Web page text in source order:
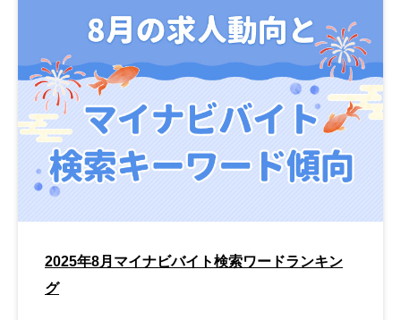
2025年8月マイナビバイト検索ワードランキン
グ